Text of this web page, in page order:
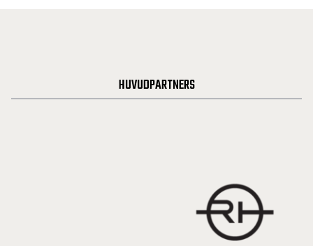
HUVUDPARTNERS